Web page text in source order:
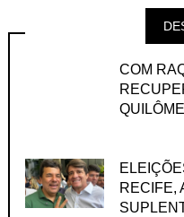
COM
RECIFE,